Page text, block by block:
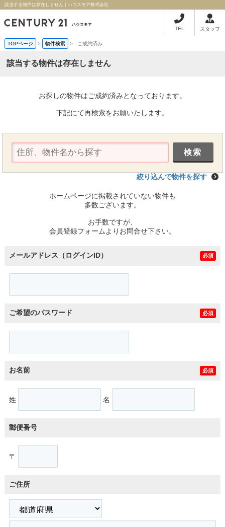
該当する物件は存在しません｜ハウスモア株式会社
TEL スタッフ
TOPページ > 物件検索 >- ご成約済み
該当する物件は存在しません
お探しの物件はご成約済みとなっております。
下記にて再検索をお願いたします。
絞り込んで物件を探す
ホームページに掲載されていない物件も
多数ございます。
お手数ですが、
会員登録フォームよりお問合せ下さい。
メールアドレス（ログインID） 必須
ご希望のパスワード 必須
お名前 必須
姓 名
郵便番号
〒
ご住所